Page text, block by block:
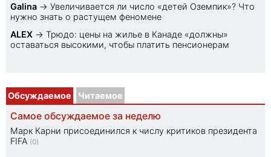
Galina → Увеличивается ли число «детей Оземпик»? Что
нужно знать о растущем феномене
ALEX → Трюдо: цены на жилье в Канаде «должны»
оставаться высокими, чтобы платить пенсионерам
Обсуждаемое Читаемое
Самое обсуждаемое за неделю
Марк Карни присоединился к числу критиков президента
FIFA (0)